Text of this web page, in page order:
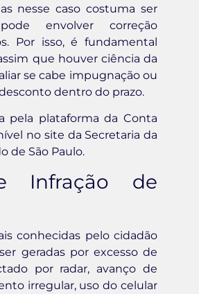
nesse caso costuma ser
envolver correção
Por isso, é fundamental
que houver ciência da
se cabe impugnação ou
dentro do prazo.
pela plataforma da Conta
no site da Secretaria da
de São Paulo.
Infração de
conhecidas pelo cidadão
geradas por excesso de
por radar, avanço de
irregular, uso do celular